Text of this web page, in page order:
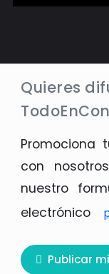
Quieres
Promociona
con
nuestro
electrónico
Publicar